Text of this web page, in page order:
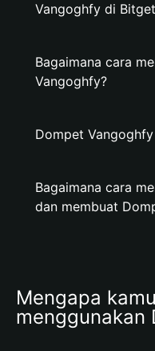
Vangoghfy di
Bagaimana cara
Vangoghfy?
Dompet
Bagaimana cara
dan membuat
Mengapa
menggunakan